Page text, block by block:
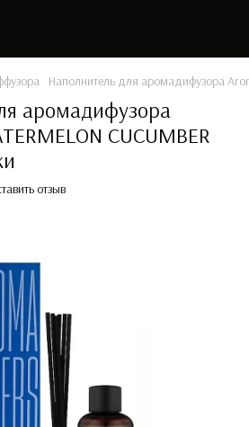
Наполнитель для аромадифузора
аромадифузора
CUCUMBER
отзыв